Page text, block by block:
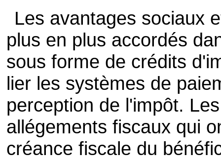
Les avantages sociaux
plus en plus accordés
sous forme de crédits
lier les systèmes de
perception de l'impôt.
allégements fiscaux qui
créance fiscale du